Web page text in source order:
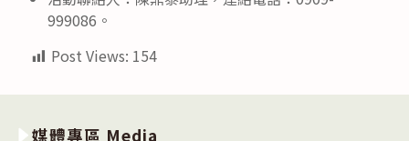
999086。
Post Views: 154
媒體專區 Media